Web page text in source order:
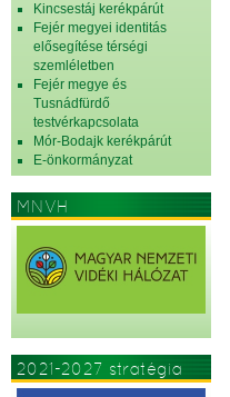
Kincsestáj kerékpárút
Fejér megyei identitás
elősegítése térségi
szemléletben
Fejér megye és
Tusnádfürdő
testvérkapcsolata
Mór-Bodajk kerékpárút
E-önkormányzat
MNVH
2021-2027 stratégia